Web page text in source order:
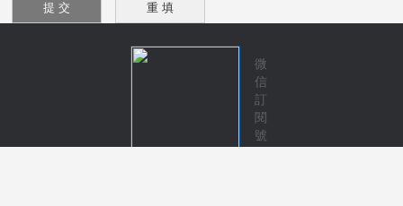
微
信
訂
閱
號